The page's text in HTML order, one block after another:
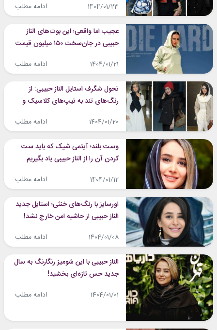
1404/01/23 ادامه مطلب
عجیب اما واقعی؛ این بوت‌های الناز
حبیبی در جان‌سخت ۱۵۰ میلیون قیمت
1404/01/21 ادامه مطلب
تحول شگرف استایل الناز حبیبی: از
رنگ‌های تند به تیپ‌های کلاسیک و
1404/01/20 ادامه مطلب
وست بلند؛ آیتمی شیک که باید ست
کردن آن را از الناز حبیبی یاد بگیریم
1404/01/12 ادامه مطلب
اورسایز با رنگ‌های خنثی؛ استایل جدید
الناز حبیبی از حاشیه امن خارج نشد!
1404/01/08 ادامه مطلب
الناز حبیبی با این شومیز رنگارنگ به سال
جدید حس تازه‌ای بخشید!
1404/01/01 ادامه مطلب